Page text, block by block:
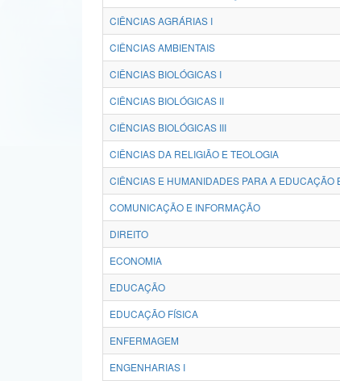
CIÊNCIAS AGRÁRIAS I
CIÊNCIAS AMBIENTAIS
CIÊNCIAS BIOLÓGICAS I
CIÊNCIAS BIOLÓGICAS II
CIÊNCIAS BIOLÓGICAS III
CIÊNCIAS DA RELIGIÃO E TEOLOGIA
CIÊNCIAS E HUMANIDADES PARA A EDUCAÇÃO
COMUNICAÇÃO E INFORMAÇÃO
DIREITO
ECONOMIA
EDUCAÇÃO
EDUCAÇÃO FÍSICA
ENFERMAGEM
ENGENHARIAS I